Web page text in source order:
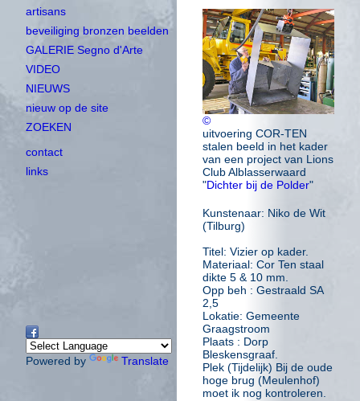
artisans
beveiliging bronzen beelden
GALERIE Segno d'Arte
VIDEO
NIEUWS
nieuw op de site
ZOEKEN
contact
links
Powered by Translate
©
uitvoering COR-TEN
stalen beeld in het kader
van een project van Lions
Club Alblasserwaard
"Dichter bij de Polder"
Kunstenaar: Niko de Wit
(Tilburg)
Titel: Vizier op kader.
Materiaal: Cor Ten staal
dikte 5 & 10 mm.
Opp beh : Gestraald SA
2,5
Lokatie: Gemeente
Graagstroom
Plaats : Dorp
Bleskensgraaf.
Plek (Tijdelijk) Bij de oude
hoge brug (Meulenhof)
moet ik nog kontroleren.